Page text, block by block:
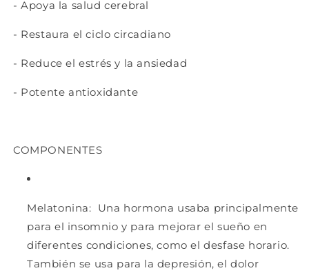
- Apoya la salud cerebral
- Restaura el ciclo circadiano
- Reduce el estrés y la ansiedad
- Potente antioxidante
COMPONENTES
Melatonina: Una hormona usaba principalmente
para el insomnio y para mejorar el sueño en
diferentes condiciones, como el desfase horario.
También se usa para la depresión, el dolor